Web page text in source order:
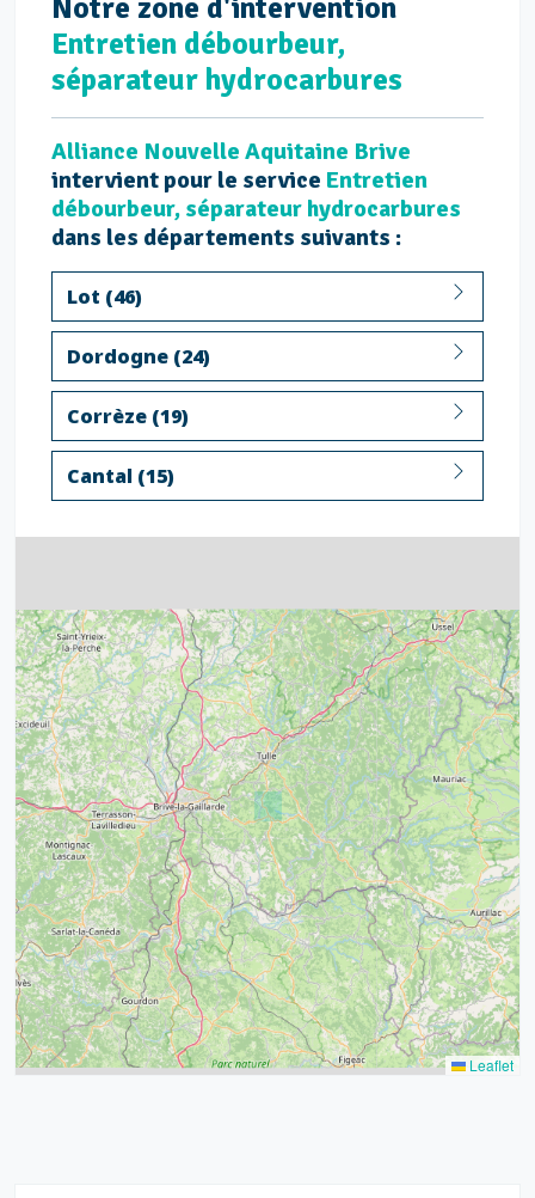
Notre zone d'intervention
Entretien débourbeur,
séparateur hydrocarbures
Alliance Nouvelle Aquitaine Brive
intervient pour le service Entretien
débourbeur, séparateur hydrocarbures
dans les départements suivants :
Lot (46)
Dordogne (24)
Corrèze (19)
Cantal (15)
4
15
21
14
32
39
52 68
43
Leaflet